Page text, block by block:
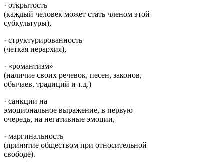
· открытость
(каждый человек может стать членом этой
субкультуры),
· структурированность
(четкая иерархия),
· «романтизм»
(наличие своих речевок, песен, законов,
обычаев, традиций и т.д.)
· санкции на
эмоциональное выражение, в первую
очередь, на негативные эмоции,
· маргинальность
(принятие обществом при относительной
свободе).